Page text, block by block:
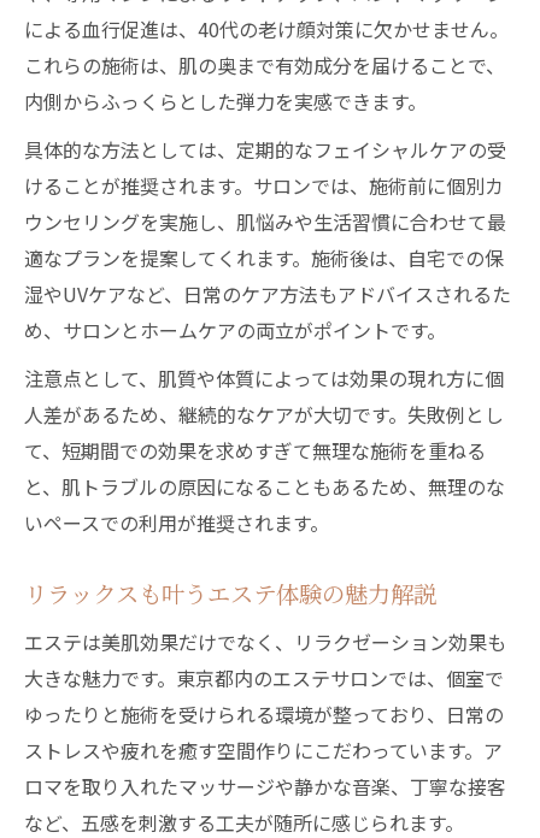
による血行促進は、40代の老け顔対策に欠かせません。
これらの施術は、肌の奥まで有効成分を届けることで、
内側からふっくらとした弾力を実感できます。
具体的な方法としては、定期的なフェイシャルケアの受
けることが推奨されます。サロンでは、施術前に個別カ
ウンセリングを実施し、肌悩みや生活習慣に合わせて最
適なプランを提案してくれます。施術後は、自宅での保
湿やUVケアなど、日常のケア方法もアドバイスされるた
め、サロンとホームケアの両立がポイントです。
注意点として、肌質や体質によっては効果の現れ方に個
人差があるため、継続的なケアが大切です。失敗例とし
て、短期間での効果を求めすぎて無理な施術を重ねる
と、肌トラブルの原因になることもあるため、無理のな
いペースでの利用が推奨されます。
リラックスも叶うエステ体験の魅力解説
エステは美肌効果だけでなく、リラクゼーション効果も
大きな魅力です。東京都内のエステサロンでは、個室で
ゆったりと施術を受けられる環境が整っており、日常の
ストレスや疲れを癒す空間作りにこだわっています。ア
ロマを取り入れたマッサージや静かな音楽、丁寧な接客
など、五感を刺激する工夫が随所に感じられます。